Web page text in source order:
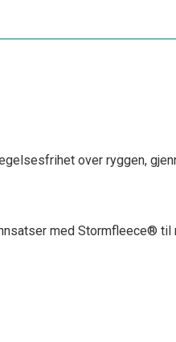
over ryggen,
med Stormfleece®